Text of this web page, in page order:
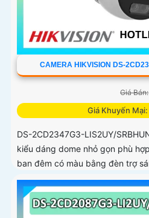
CAMERA HIKVISION DS-
Giá Bán:
Giá Khuyến
DS-2CD2347G3-LIS2UY/
kiểu dáng dome nhỏ gọn phù
ban đêm có màu bằng đèn trợ
ColorVU HikAI-ISP, có tính năng
phương tiện, tích hợp micro kép